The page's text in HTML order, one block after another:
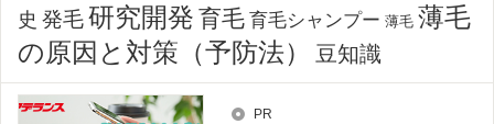
史 発毛研究開発 育毛 育毛シャンプー 薄毛 薄毛
の原因と対策（予防法）
豆知識
PR